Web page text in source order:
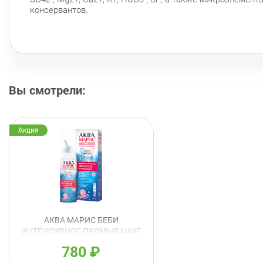
консервантов.
Вы смотрели:
Акция
АКВА МАРИС БЕБИ
ИНТЕНСИВНОЕ ПРОМЫВАНИЕ
780₽